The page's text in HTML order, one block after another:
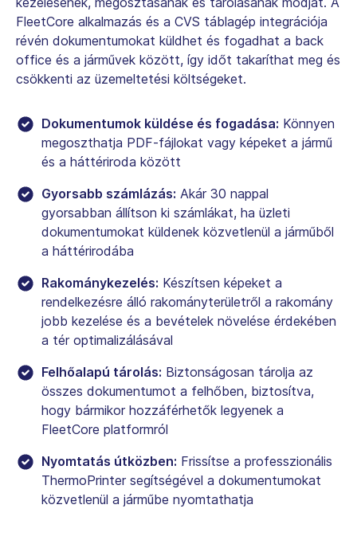
FleetCore alkalmazás és a CVS táblagép integrációja
révén dokumentumokat küldhet és fogadhat a back
office és a járművek között, így időt takaríthat meg és
csökkenti az üzemeltetési költségeket.
Dokumentumok küldése és fogadása: Könnyen
megoszthatja PDF-fájlokat vagy képeket a jármű
és a háttériroda között
Gyorsabb számlázás: Akár 30 nappal
gyorsabban állítson ki számlákat, ha üzleti
dokumentumokat küldenek közvetlenül a járműből
a háttérirodába
Rakománykezelés: Készítsen képeket a
rendelkezésre álló rakományterületről a rakomány
jobb kezelése és a bevételek növelése érdekében
a tér optimalizálásával
Felhőalapú tárolás: Biztonságosan tárolja az
összes dokumentumot a felhőben, biztosítva,
hogy bármikor hozzáférhetők legyenek a
FleetCore platformról
Nyomtatás útközben: Frissítse a professzionális
ThermoPrinter segítségével a dokumentumokat
közvetlenül a járműbe nyomtathatja